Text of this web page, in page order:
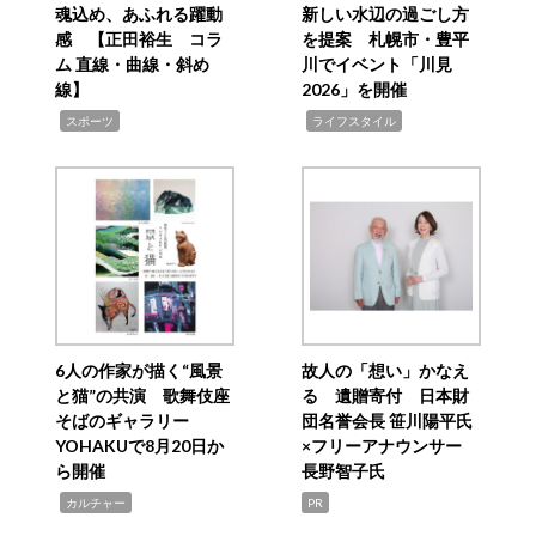
魂込め、あふれる躍動
感 【正田裕生 コラ
ム 直線・曲線・斜め
線】
スポーツ
新しい水辺の過ごし方
を提案 札幌市・豊平
川でイベント「川見
2026」を開催
ライフスタイル
6人の作家が描く“風景
と猫”の共演 歌舞伎座
そばのギャラリー
YOHAKUで8月20日か
ら開催
カルチャー
故人の「想い」かなえ
る 遺贈寄付 日本財
団名誉会長 笹川陽平氏
×フリーアナウンサー
長野智子氏
PR